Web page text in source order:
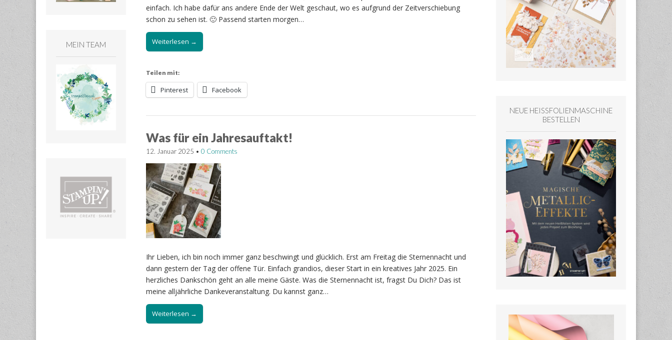
einfach. Ich habe dafür ans andere Ende der Welt geschaut, wo es aufgrund der Zeitverschiebung
schon zu sehen ist. 🙂 Passend starten morgen…
Weiterlesen →
Teilen mit:
Pinterest Facebook
Was für ein Jahresauftakt!
12. Januar 2025 • 0 Comments
Ihr Lieben, ich bin noch immer ganz beschwingt und glücklich. Erst am Freitag die Sternennacht und
dann gestern der Tag der offene Tür. Einfach grandios, dieser Start in ein kreatives Jahr 2025. Ein
herzliches Dankschön geht an alle meine Gäste. Was die Sternennacht ist, fragst Du Dich? Das ist
meine alljährliche Dankeveranstaltung. Du kannst ganz…
Weiterlesen →
MEIN TEAM
NEUE HEISSFOLIENMASCHINE
BESTELLEN